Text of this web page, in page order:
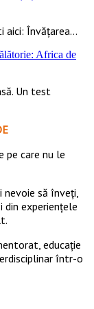
aici: Învățarea...
Africa de
Un test
pe care nu le
să înveți,
din experiențele
educație
într-o